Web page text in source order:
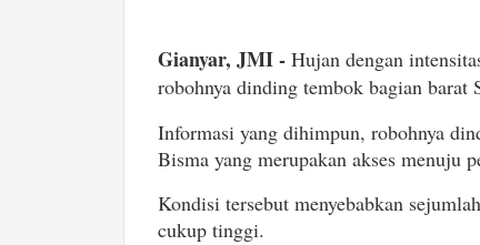
Gianyar, JMI - Hujan dengan
robohnya dinding tembok bagian barat
Informasi yang dihimpun, robohnya
Bisma yang merupakan akses menuju
Kondisi tersebut menyebabkan
cukup tinggi.